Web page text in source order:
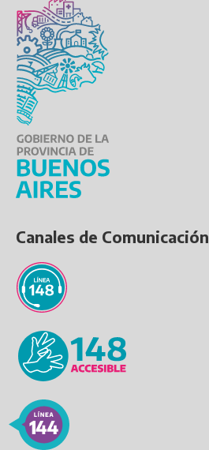
Canales de Comunicación